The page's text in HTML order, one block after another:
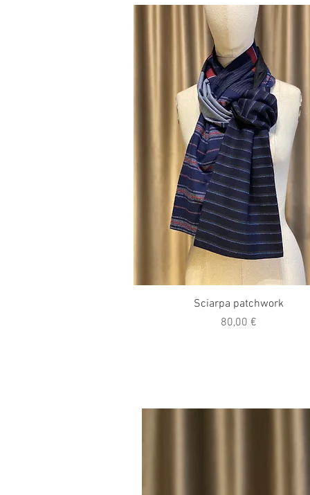
Vista rapida
Sciarpa patchwork
Prezzo
80,00 €